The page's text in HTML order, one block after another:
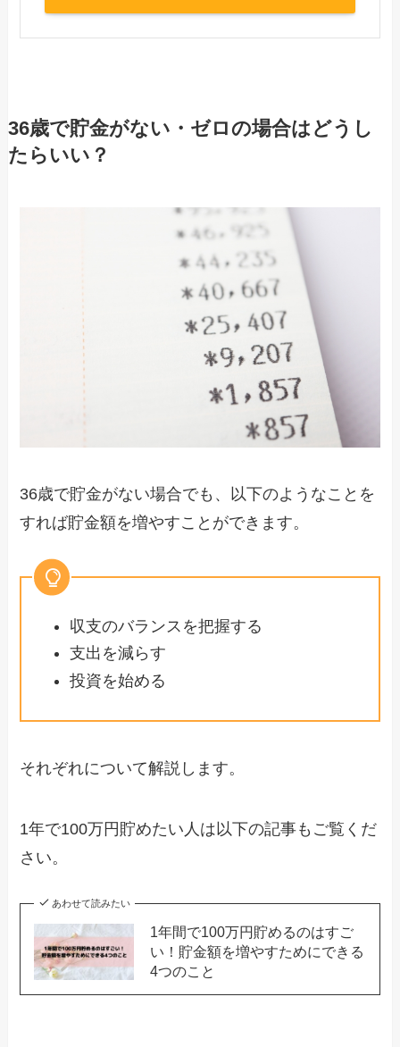
36歳で貯金がない・ゼロの場合はどうし
たらいい？
36歳で貯金がない場合でも、以下のようなことを
すれば貯金額を増やすことができます。
収支のバランスを把握する
支出を減らす
投資を始める
それぞれについて解説します。
1年で100万円貯めたい人は以下の記事もご覧くだ
さい。
あわせて読みたい
1年間で100万円貯めるのはすご
い！貯金額を増やすためにできる
4つのこと